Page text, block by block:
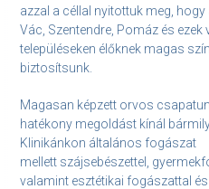
azzal a céllal nyitottuk meg, hogy
Vác, Szentendre, Pomáz és
településeken élőknek magas
biztosítsunk.
Magasan képzett orvos
hatékony megoldást kínál
Klinikánkon általános fogászat
mellett szájsebészettel,
valamint esztétikai fogászattal és